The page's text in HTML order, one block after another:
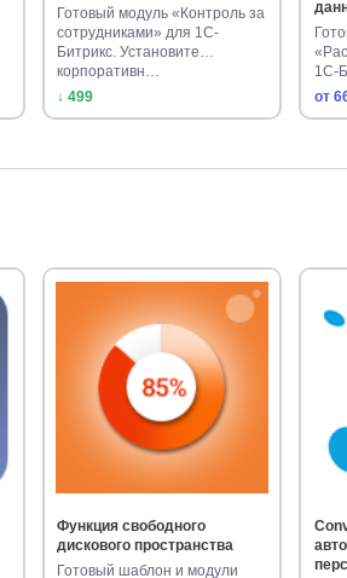
Готовый модуль «Контроль за
сотрудниками» для 1С-
Битрикс. Установите
корпоративн…
↓ 499
1С-
от
Функция свободного
дискового пространства
Готовый шаблон и модули